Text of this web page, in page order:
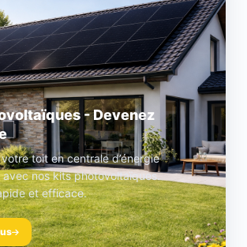
- Devenez
toit en centrale d’énergie
avec nos kits photovoltaïques.
et efficace.